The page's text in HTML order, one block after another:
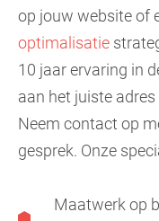
op jouw website of
optimalisatie
10 jaar ervaring in
aan het juiste
Neem contact op
gesprek. Onze
Maatwerk op